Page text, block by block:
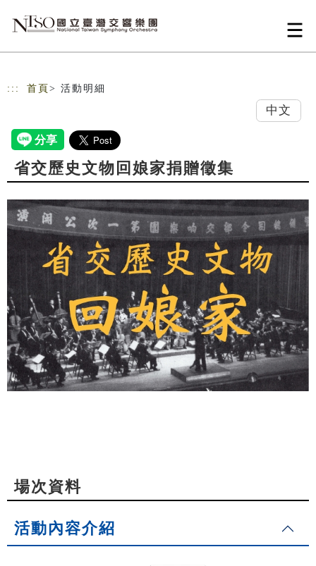
::: 首頁 > 活動明細
中文
省交歷史文物回娘家捐贈徵集
場次資料
活動內容介紹